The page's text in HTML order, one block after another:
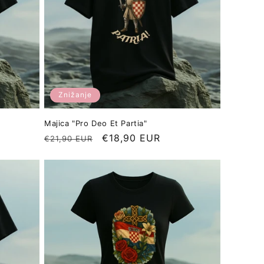
Znižanje
Majica "Pro Deo Et Partia"
Redna
€21,90 EUR
Znižana
€18,90 EUR